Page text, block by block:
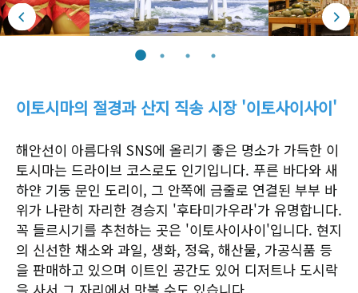
이토시마의 절경과 산지 직송 시장 '이토사이사이'
해안선이 아름다워 SNS에 올리기 좋은 명소가 가득한 이
토시마는 드라이브 코스로도 인기입니다. 푸른 바다와 새
하얀 기둥 문인 도리이, 그 안쪽에 금줄로 연결된 부부 바
위가 나란히 자리한 경승지 '후타미가우라'가 유명합니다.
꼭 들르시기를 추천하는 곳은 '이토사이사이'입니다. 현지
의 신선한 채소와 과일, 생화, 정육, 해산물, 가공식품 등
을 판매하고 있으며 이트인 공간도 있어 디저트나 도시락